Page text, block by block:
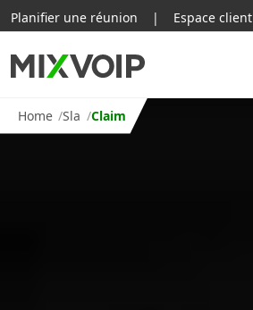
Home Sla Claim
Planifier une réunion | Espace client